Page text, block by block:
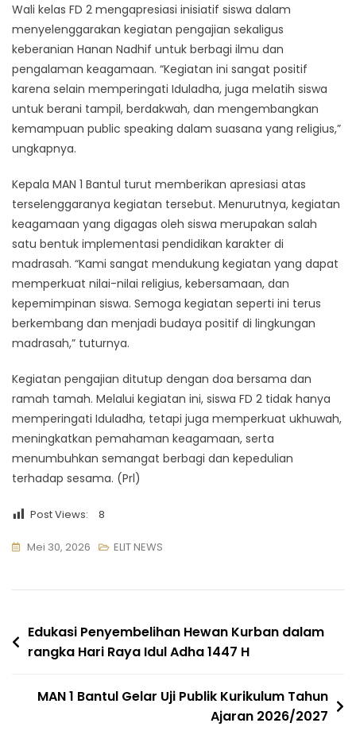
Wali kelas FD 2 mengapresiasi inisiatif siswa dalam
menyelenggarakan kegiatan pengajian sekaligus
keberanian Hanan Nadhif untuk berbagi ilmu dan
pengalaman keagamaan. “Kegiatan ini sangat positif
karena selain memperingati Iduladha, juga melatih siswa
untuk berani tampil, berdakwah, dan mengembangkan
kemampuan public speaking dalam suasana yang religius,”
ungkapnya.
Kepala MAN 1 Bantul turut memberikan apresiasi atas
terselenggaranya kegiatan tersebut. Menurutnya, kegiatan
keagamaan yang digagas oleh siswa merupakan salah
satu bentuk implementasi pendidikan karakter di
madrasah. “Kami sangat mendukung kegiatan yang dapat
memperkuat nilai-nilai religius, kebersamaan, dan
kepemimpinan siswa. Semoga kegiatan seperti ini terus
berkembang dan menjadi budaya positif di lingkungan
madrasah,” tuturnya.
Kegiatan pengajian ditutup dengan doa bersama dan
ramah tamah. Melalui kegiatan ini, siswa FD 2 tidak hanya
memperingati Iduladha, tetapi juga memperkuat ukhuwah,
meningkatkan pemahaman keagamaan, serta
menumbuhkan semangat berbagi dan kepedulian
terhadap sesama. (Prl)
Post Views: 8
Mei 30, 2026 ELIT NEWS
Navigasi
pos
Edukasi Penyembelihan Hewan Kurban dalam
rangka Hari Raya Idul Adha 1447 H
MAN 1 Bantul Gelar Uji Publik Kurikulum Tahun
Ajaran 2026/2027